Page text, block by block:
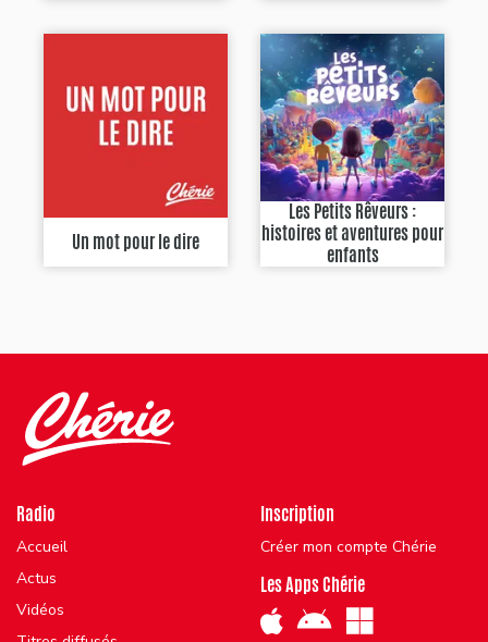
Un mot pour le dire
Les Petits Rêveurs :
histoires et aventures pour
enfants
Radio
Accueil
Actus
Vidéos
Inscription
Créer mon compte Chérie
Les Apps Chérie